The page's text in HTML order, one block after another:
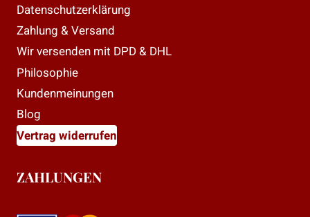
Datenschutzerklärung
Zahlung & Versand
Wir versenden mit DPD & DHL
Philosophie
Kundenmeinungen
Blog
Vertrag widerrufen
ZAHLUNGEN